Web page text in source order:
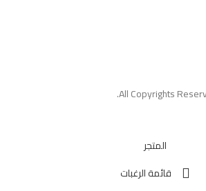
All Copyrights
المتجر
قائمة الرغبات